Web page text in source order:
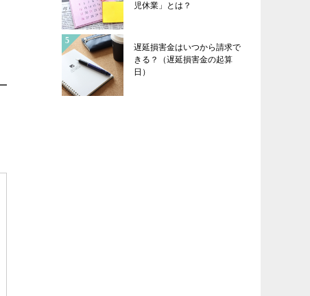
児休業」とは？
遅延損害金はいつから請求で
きる？（遅延損害金の起算
日）